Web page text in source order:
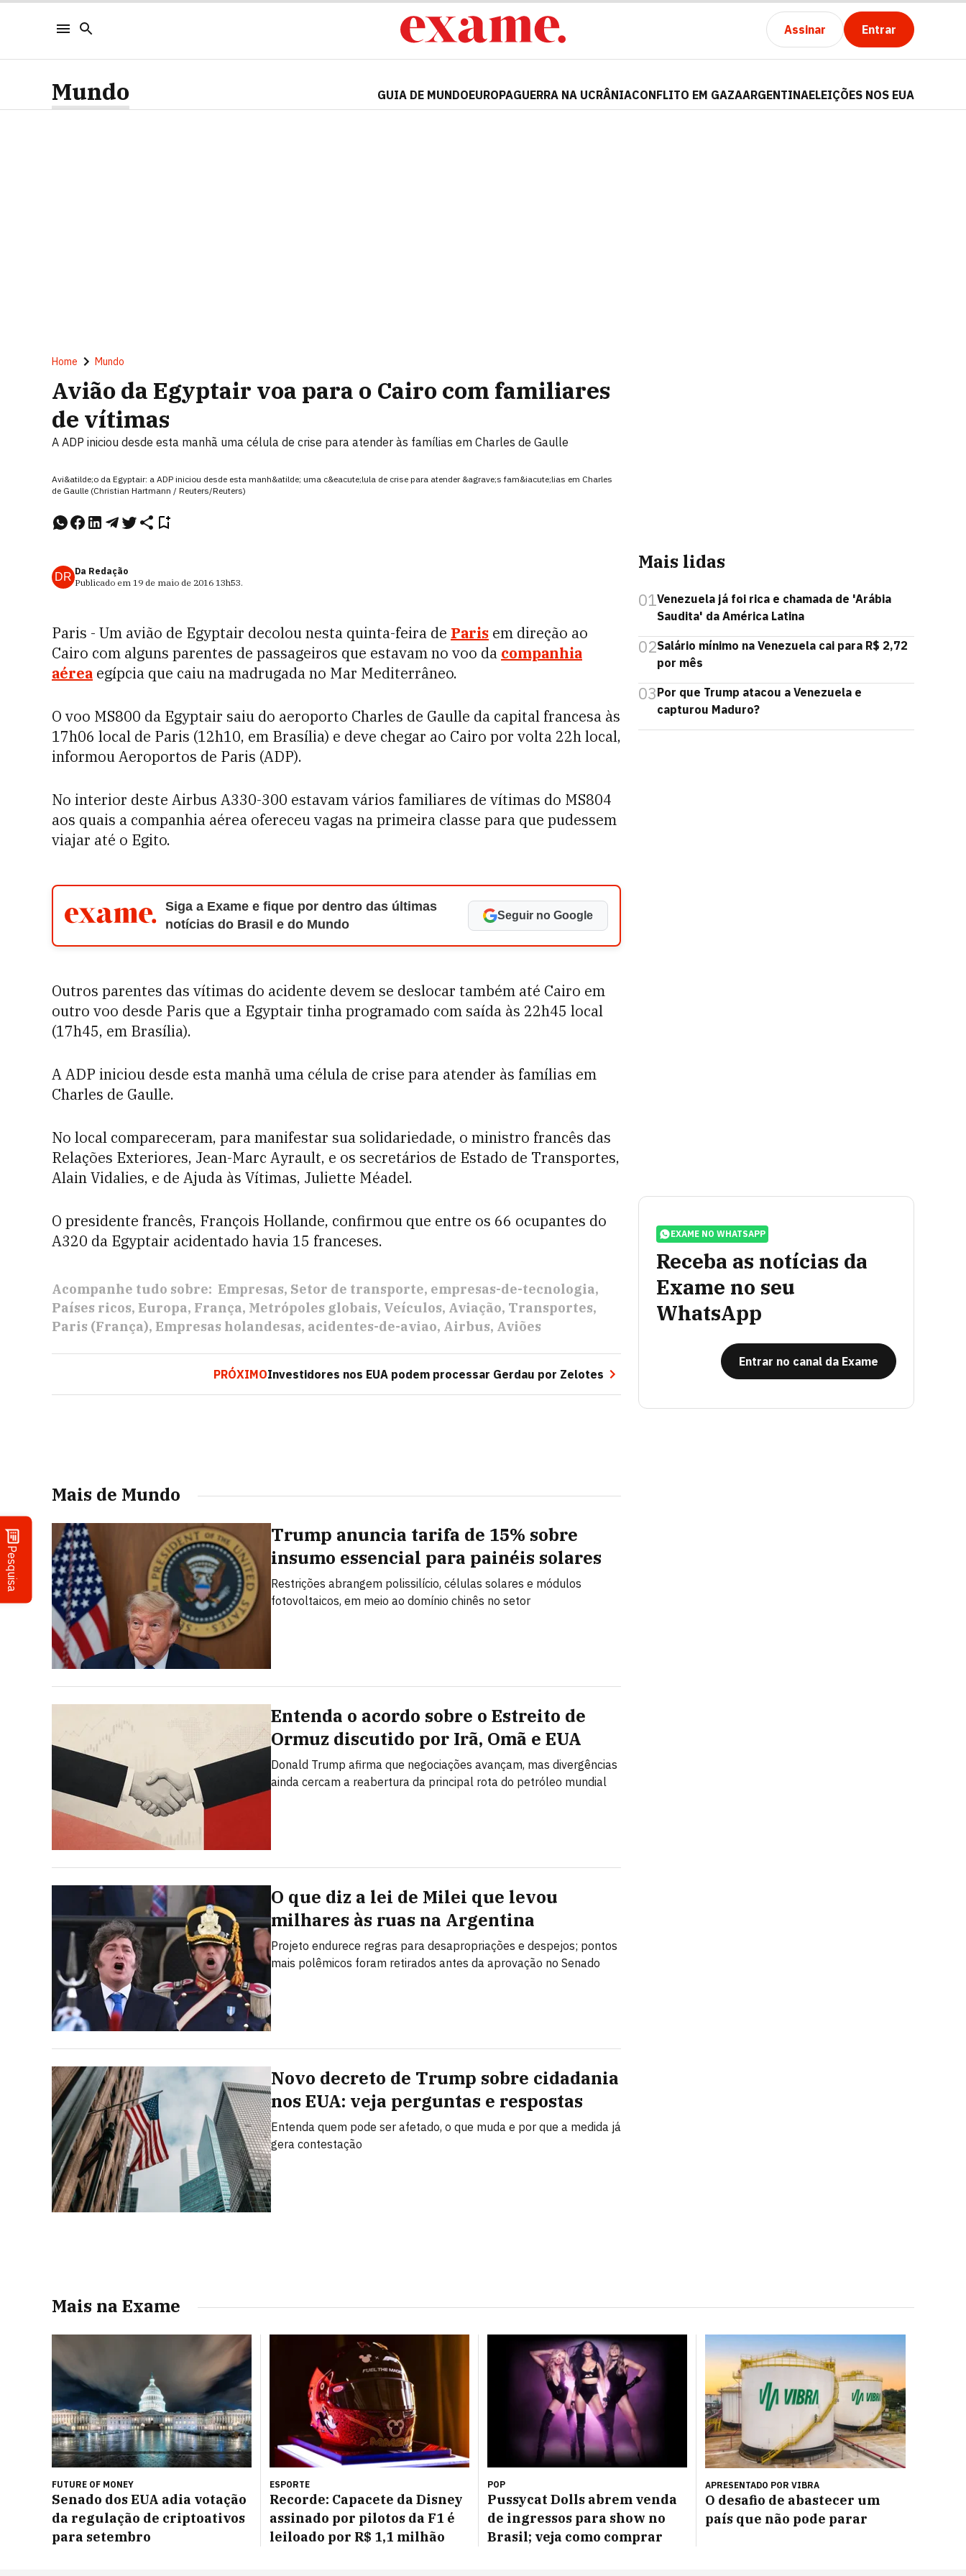
Assinar Entrar
Pesquisa
Mundo GUIA DE MUNDOEUROPAGUERRA NA UCRÂNIACONFLITO EM GAZAARGENTINAELEIÇÕES NOS EUA
Home Mundo
Avião da Egyptair voa para o Cairo com familiares
de vítimas
A ADP iniciou desde esta manhã uma célula de crise para atender às famílias em Charles de Gaulle
Avi&atilde;o da Egyptair: a ADP iniciou desde esta manh&atilde; uma c&eacute;lula de crise para atender &agrave;s fam&iacute;lias em Charles
de Gaulle (Christian Hartmann / Reuters/Reuters)
DR Da Redação
Publicado em 19 de maio de 2016 13h53.
Paris - Um avião de Egyptair decolou nesta quinta-feira de Paris em direção ao
Cairo com alguns parentes de passageiros que estavam no voo da companhia
aérea egípcia que caiu na madrugada no Mar Mediterrâneo.
O voo MS800 da Egyptair saiu do aeroporto Charles de Gaulle da capital francesa às
17h06 local de Paris (12h10, em Brasília) e deve chegar ao Cairo por volta 22h local,
informou Aeroportos de Paris (ADP).
No interior deste Airbus A330-300 estavam vários familiares de vítimas do MS804
aos quais a companhia aérea ofereceu vagas na primeira classe para que pudessem
viajar até o Egito.
Siga a Exame e fique por dentro das últimas
notícias do Brasil e do Mundo
Seguir no Google
Outros parentes das vítimas do acidente devem se deslocar também até Cairo em
outro voo desde Paris que a Egyptair tinha programado com saída às 22h45 local
(17h45, em Brasília).
A ADP iniciou desde esta manhã uma célula de crise para atender às famílias em
Charles de Gaulle.
No local compareceram, para manifestar sua solidariedade, o ministro francês das
Relações Exteriores, Jean-Marc Ayrault, e os secretários de Estado de Transportes,
Alain Vidalies, e de Ajuda às Vítimas, Juliette Méadel.
O presidente francês, François Hollande, confirmou que entre os 66 ocupantes do
A320 da Egyptair acidentado havia 15 franceses.
Acompanhe tudo sobre: Empresas Setor de transporte empresas-de-tecnologia
Países ricos Europa França Metrópoles globais Veículos Aviação Transportes
Paris (França) Empresas holandesas acidentes-de-aviao Airbus Aviões
PRÓXIMOInvestidores nos EUA podem processar Gerdau por Zelotes
Mais de Mundo
Trump anuncia tarifa de 15% sobre
insumo essencial para painéis solares
Restrições abrangem polissilício, células solares e módulos
fotovoltaicos, em meio ao domínio chinês no setor
Entenda o acordo sobre o Estreito de
Ormuz discutido por Irã, Omã e EUA
Donald Trump afirma que negociações avançam, mas divergências
ainda cercam a reabertura da principal rota do petróleo mundial
O que diz a lei de Milei que levou
milhares às ruas na Argentina
Projeto endurece regras para desapropriações e despejos; pontos
mais polêmicos foram retirados antes da aprovação no Senado
Novo decreto de Trump sobre cidadania
nos EUA: veja perguntas e respostas
Entenda quem pode ser afetado, o que muda e por que a medida já
gera contestação
Mais lidas
01Venezuela já foi rica e chamada de 'Arábia
Saudita' da América Latina
02Salário mínimo na Venezuela cai para R$ 2,72
por mês
03Por que Trump atacou a Venezuela e
capturou Maduro?
EXAME NO WHATSAPP
Receba as notícias da
Exame no seu
WhatsApp
Entrar no canal da Exame
Mais na Exame
FUTURE OF MONEY
Senado dos EUA adia votação
da regulação de criptoativos
para setembro
ESPORTE
Recorde: Capacete da Disney
assinado por pilotos da F1 é
leiloado por R$ 1,1 milhão
POP
Pussycat Dolls abrem venda
de ingressos para show no
Brasil; veja como comprar
APRESENTADO POR VIBRA
O desafio de abastecer um
país que não pode parar